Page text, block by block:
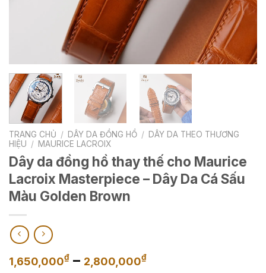
TRANG CHỦ / DÂY DA ĐỒNG HỒ / DÂY DA THEO THƯƠNG
HIỆU / MAURICE LACROIX
Dây da đồng hồ thay thế cho Maurice
Lacroix Masterpiece – Dây Da Cá Sấu
Màu Golden Brown
1,650,000₫ – 2,800,000₫Khoảng